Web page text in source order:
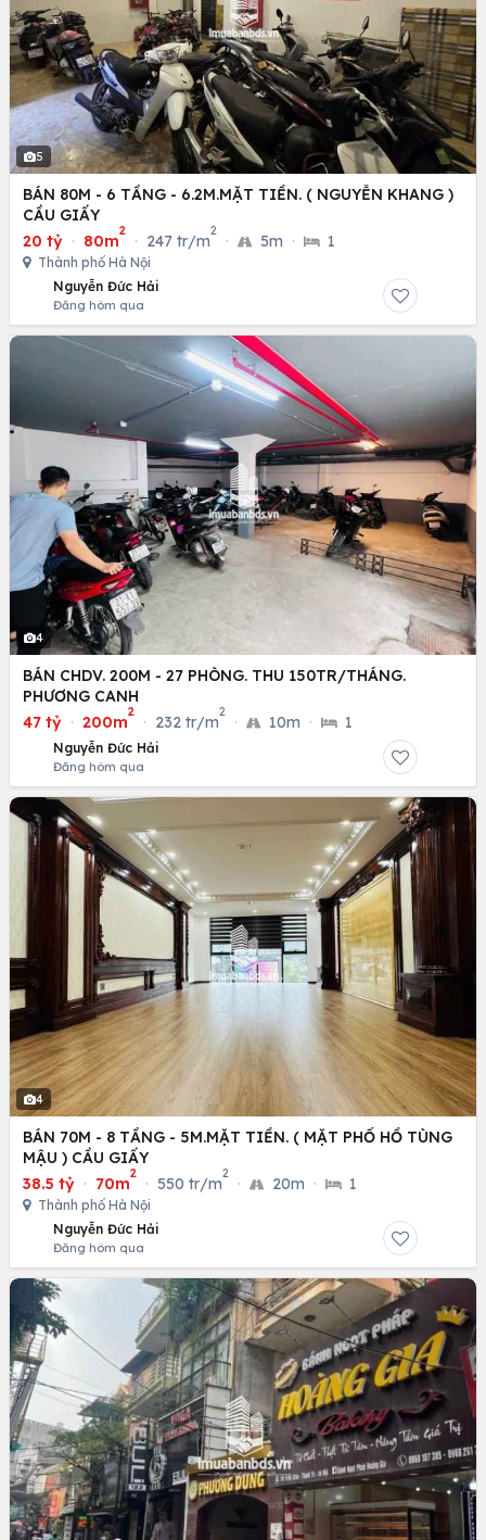
5
BÁN 80M - 6 TẦNG - 6.2M.MẶT TIỀN. ( NGUYỄN KHANG )
CẦU GIẤY
20 tỷ · 80m
2
· 247 tr/m
2
· 5m · 1
Thành phố Hà Nội
Nguyễn Đức Hải
Đăng hôm qua
4
BÁN CHDV. 200M - 27 PHÒNG. THU 150TR/THÁNG.
PHƯƠNG CANH
47 tỷ · 200m
2
· 232 tr/m
2
· 10m · 1
Nguyễn Đức Hải
Đăng hôm qua
4
BÁN 70M - 8 TẦNG - 5M.MẶT TIỀN. ( MẶT PHỐ HỒ TÙNG
MẬU ) CẦU GIẤY
38.5 tỷ · 70m
2
· 550 tr/m
2
· 20m · 1
Thành phố Hà Nội
Nguyễn Đức Hải
Đăng hôm qua